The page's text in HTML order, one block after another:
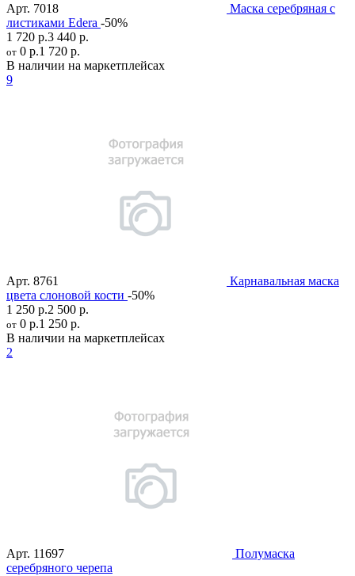
Арт. 7018
Маска серебряная с
листиками Edera -50%
1 720 р.3 440 р.
от 0 р.1 720 р.
В наличии на маркетплейсах
9
Арт. 8761
Карнавальная маска
цвета слоновой кости -50%
1 250 р.2 500 р.
от 0 р.1 250 р.
В наличии на маркетплейсах
2
Арт. 11697
Полумаска
серебряного черепа